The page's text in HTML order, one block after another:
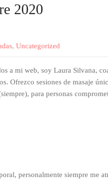
2020
, Uncategorized
a mi web, soy Laura Silvana,
Ofrezco sesiones de masaje
para personas
personalmente siempre me